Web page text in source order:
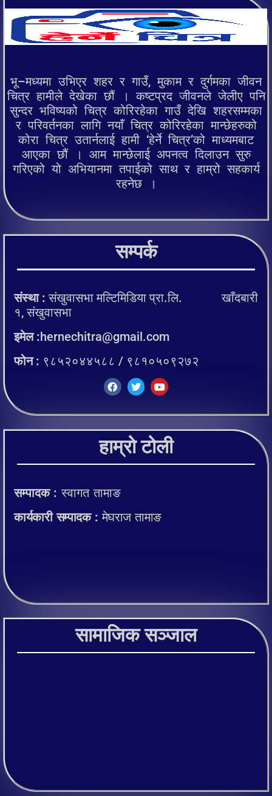
भू–मध्यमा उभिएर शहर र गाउँ, मुकाम र दुर्गमका जीवन
चित्र हामीले देखेका छौं । कष्टप्रद जीवनले जेलीए पनि
सुन्दर भविष्यको चित्र कोरिरहेका गाउँ देखि शहरसम्मका
र परिवर्तनका लागि नयाँ चित्र कोरिरहेका मान्छेहरुको
कोरा चित्र उतार्नलाई हामी ‘हेर्ने चित्र’को माध्यमबाट
आएका छौं । आम मान्छेलाई अपनत्व दिलाउन सुरु
गरिएको यो अभियानमा तपाईको साथ र हाम्रो सहकार्य
रहनेछ ।
सम्पर्क
संस्था : संखुवासभा मल्टिमिडिया प्रा.लि. खाँदबारी
१, संखुवासभा
इमेल :hernechitra@gmail.com
फोन : ९८५२०४४५८८ / ९८१०५०९२७२
हाम्रो टोली
सम्पादक :स्वागत तामाङ
कार्यकारी सम्पादक :मेघराज तामाङ
सामाजिक सञ्जाल